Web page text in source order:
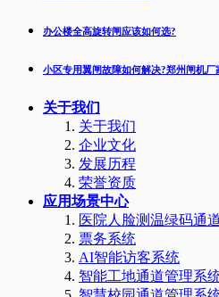
办公楼全高旋转闸应该如何选?
小区专用翼闸故障如何解决?郑州闸机厂
关于我们
关于我们
企业文化
发展历程
荣誉资质
应用场景中心
医院人脸测温绿码通
票务系统
AI智能访客系统
智能工地通道管理系